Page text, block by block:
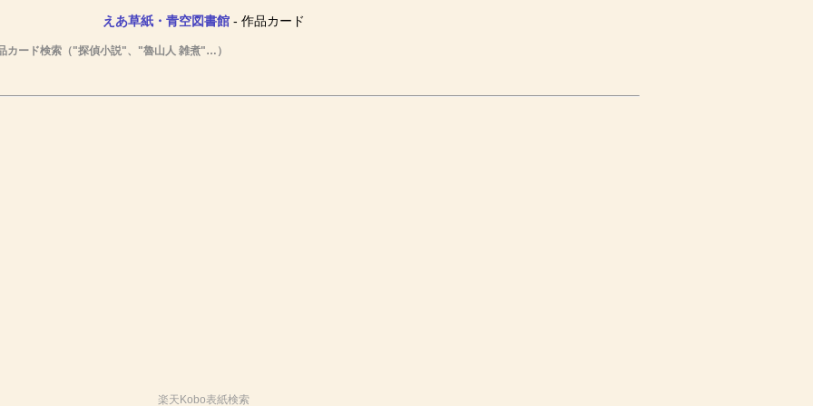
えあ草紙・青空図書館- 作品カード
カード検索（"探偵小説"、"魯山人 雑煮"…）
楽天Kobo表紙検索